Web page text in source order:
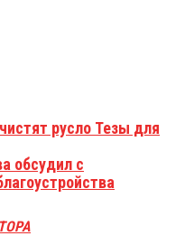
русло Тезы для
обсудил с